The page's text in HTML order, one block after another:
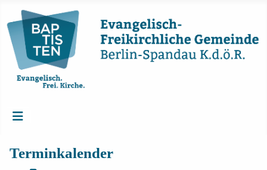
Terminkalender